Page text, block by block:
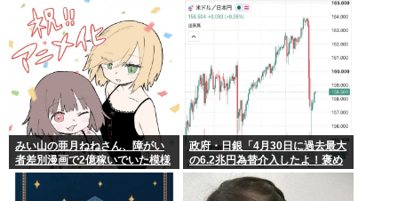
みい山の亜月ねねさん、障がい
者差別漫画で2億稼いでいた模様
www
政府・日銀「4月30日に過去最大
の6.2兆円為替介入したよ！褒め
てよ！」